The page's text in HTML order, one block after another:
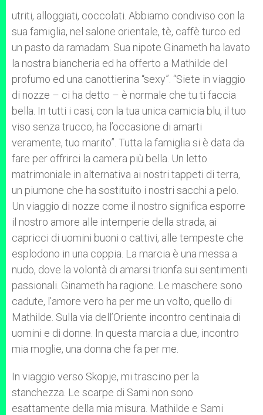
utriti, alloggiati, coccolati. Abbiamo condiviso con la
sua famiglia, nel salone orientale, tè, caffè turco ed
un pasto da ramadam. Sua nipote Ginameth ha lavato
la nostra biancheria ed ha offerto a Mathilde del
profumo ed una canottierina “sexy”. “Siete in viaggio
di nozze – ci ha detto – è normale che tu ti faccia
bella. In tutti i casi, con la tua unica camicia blu, il tuo
viso senza trucco, ha l’occasione di amarti
veramente, tuo marito”. Tutta la famiglia si è data da
fare per offrirci la camera più bella. Un letto
matrimoniale in alternativa ai nostri tappeti di terra,
un piumone che ha sostituito i nostri sacchi a pelo.
Un viaggio di nozze come il nostro significa esporre
il nostro amore alle intemperie della strada, ai
capricci di uomini buoni o cattivi, alle tempeste che
esplodono in una coppia. La marcia è una messa a
nudo, dove la volontà di amarsi trionfa sui sentimenti
passionali. Ginameth ha ragione. Le maschere sono
cadute, l’amore vero ha per me un volto, quello di
Mathilde. Sulla via dell’Oriente incontro centinaia di
uomini e di donne. In questa marcia a due, incontro
mia moglie, una donna che fa per me.
In viaggio verso Skopje, mi trascino per la
stanchezza. Le scarpe di Sami non sono
esattamente della mia misura. Mathilde e Sami